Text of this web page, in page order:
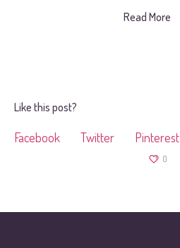
Read More
Like this post?
Facebook Twitter Pinterest
0